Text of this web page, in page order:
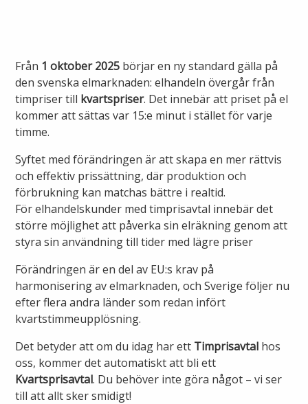
Sälj ditt överskott
Ändra anslutning
Ansluta egen elproduktion
Elmätare och HAN-port
Manuell frånkoppling
Din fjärrvärmecentral
Anslut dig till fjärrvärme
Alingsås fibernät
Anslut dig till fiber
Ladda elbil
Felanmälan
Driftstörningar
Varför blir det strömavbrott?
Bra att ha hemma vid ett strömavbrott
Flyttanmälan
Kundservice
Öppettider
Ska du gräva?
Ska du bygga eller riva?
Om oss
Kontakta oss
Från 1 oktober 2025 börjar en ny standard gälla på
den svenska elmarknaden: elhandeln övergår från
timpriser till kvartspriser. Det innebär att priset på el
kommer att sättas var 15:e minut i stället för varje
timme.
Syftet med förändringen är att skapa en mer rättvis
och effektiv prissättning, där produktion och
förbrukning kan matchas bättre i realtid.
För elhandelskunder med timprisavtal innebär det
större möjlighet att påverka sin elräkning genom att
styra sin användning till tider med lägre priser
Förändringen är en del av EU:s krav på
harmonisering av elmarknaden, och Sverige följer nu
efter flera andra länder som redan infört
kvartstimmeupplösning.
Det betyder att om du idag har ett Timprisavtal hos
oss, kommer det automatiskt att bli ett
Kvartsprisavtal. Du behöver inte göra något – vi ser
till att allt sker smidigt!